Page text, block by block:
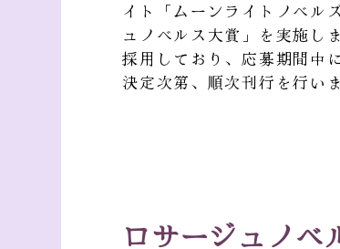
イト「ムーンライトノベル
ュノベルス大賞」を実施し
採用しており、応募期間中
決定次第、順次刊行を行いま
ロサージュノベ